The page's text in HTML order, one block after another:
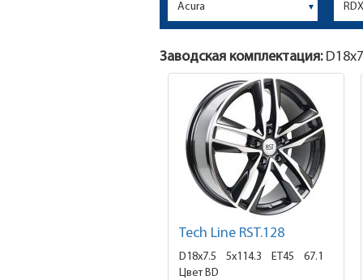
Заводская комплектация: D18x
Tech Line RST.128
D18x7.5 5x114.3 ET45
67.1
Цвет BD